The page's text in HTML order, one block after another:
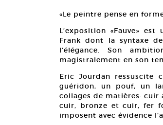
«Le peintre pense en
L’exposition «Fauve»
Frank dont la syntaxe
l’élégance. Son
magistralement en son
Eric Jourdan ressuscite
guéridon, un pouf, un
collages de matières: cuir
cuir, bronze et cuir, fer
imposent avec évidence